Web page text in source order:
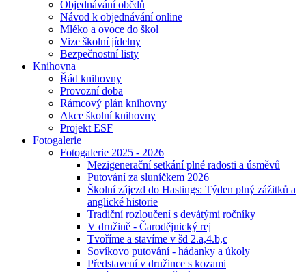
Objednávání obědů
Návod k objednávání online
Mléko a ovoce do škol
Vize školní jídelny
Bezpečnostní listy
Knihovna
Řád knihovny
Provozní doba
Rámcový plán knihovny
Akce školní knihovny
Projekt ESF
Fotogalerie
Fotogalerie 2025 - 2026
Mezigenerační setkání plné radosti a úsměvů
Putování za sluníčkem 2026
Školní zájezd do Hastings: Týden plný zážitků a
anglické historie
Tradiční rozloučení s devátými ročníky
V družině - Čarodějnický rej
Tvoříme a stavíme v šd 2.a,4.b,c
Sovíkovo putování - hádanky a úkoly
Představení v družince s kozami